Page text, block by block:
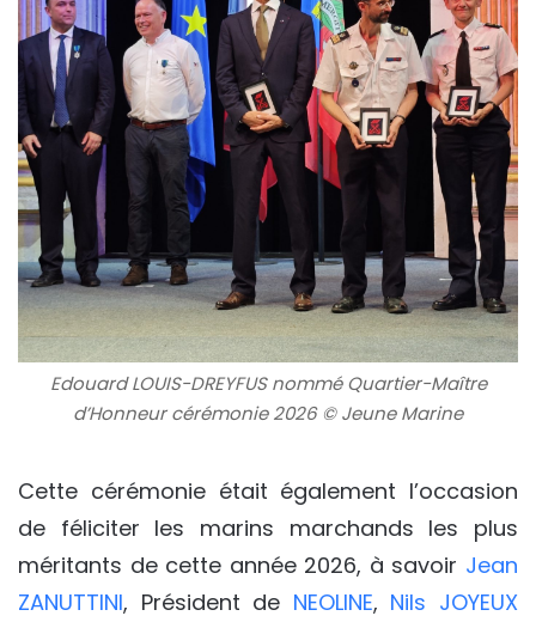
Edouard LOUIS-DREYFUS nommé Quartier-Maître
d’Honneur cérémonie 2026 © Jeune Marine
Cette cérémonie était également l’occasion
de féliciter les marins marchands les plus
méritants de cette année 2026, à savoir Jean
ZANUTTINI, Président de NEOLINE, Nils JOYEUX